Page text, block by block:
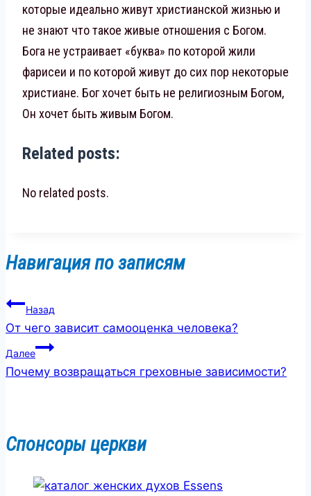
которые идеально живут христианской жизнью и
не знают что такое живые отношения с Богом.
Бога не устраивает «буква» по которой жили
фарисеи и по которой живут до сих пор некоторые
христиане. Бог хочет быть не религиозным Богом,
Он хочет быть живым Богом.
Related posts:
No related posts.
Навигация по записям
Назад
От чего зависит самооценка человека?
Далее
Почему возвращаться греховные зависимости?
Спонсоры церкви